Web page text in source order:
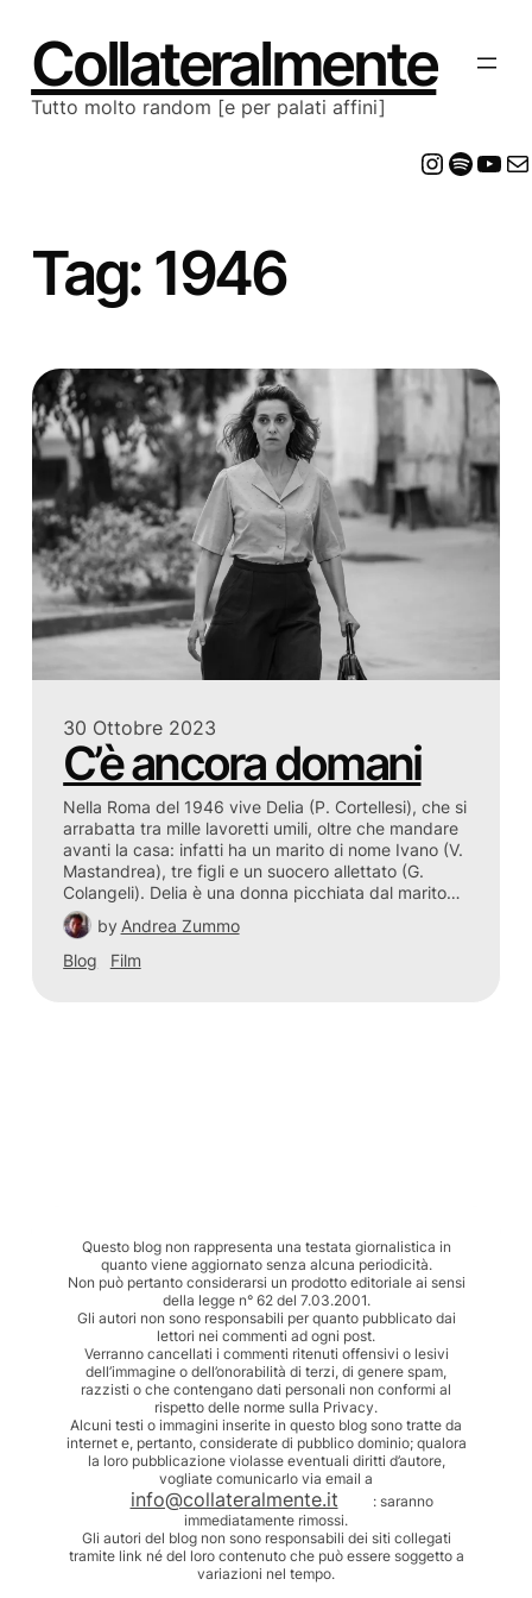
contenuto
Collateralmente
Tutto molto random [e per palati affini]
Tag:1946
30 Ottobre 2023
C’è ancora domani
Nella Roma del 1946 vive Delia (P. Cortellesi), che si
arrabatta tra mille lavoretti umili, oltre che mandare
avanti la casa: infatti ha un marito di nome Ivano (V.
Mastandrea), tre figli e un suocero allettato (G.
Colangeli). Delia è una donna picchiata dal marito…
by Andrea Zummo
Blog
Film
Questo blog non rappresenta una testata giornalistica in
quanto viene aggiornato senza alcuna periodicità.
Non può pertanto considerarsi un prodotto editoriale ai sensi
della legge n° 62 del 7.03.2001.
Gli autori non sono responsabili per quanto pubblicato dai
lettori nei commenti ad ogni post.
Verranno cancellati i commenti ritenuti offensivi o lesivi
dell’immagine o dell’onorabilità di terzi, di genere spam,
razzisti o che contengano dati personali non conformi al
rispetto delle norme sulla Privacy.
Alcuni testi o immagini inserite in questo blog sono tratte da
internet e, pertanto, considerate di pubblico dominio; qualora
la loro pubblicazione violasse eventuali diritti d’autore,
vogliate comunicarlo via email a
info@collateralmente.it
: saranno
immediatamente rimossi.
Gli autori del blog non sono responsabili dei siti collegati
tramite link né del loro contenuto che può essere soggetto a
variazioni nel tempo.